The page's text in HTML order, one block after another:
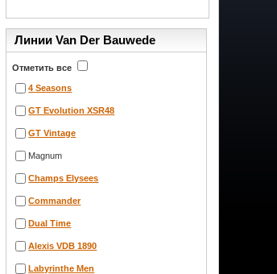
Линии Van Der Bauwede
Отметить все
4 Seasons
GT Evolution XSR48
GT Vintage
Magnum
Champs Elysees
Commander
Dual Time
Alexis VDB 1890
Labyrinthe Men